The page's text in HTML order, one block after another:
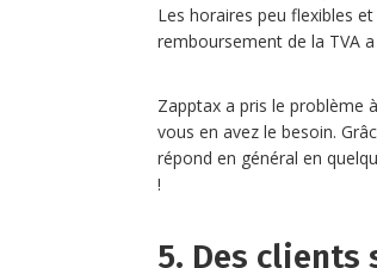
Les horaires peu flexibles
remboursement de la TVA
Zapptax a pris le problème
vous en avez le besoin.
répond en général en
!
5. Des